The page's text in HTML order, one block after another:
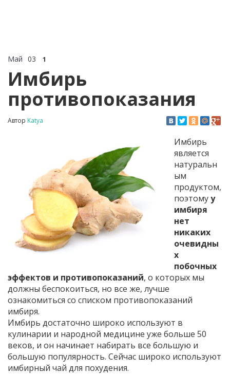
Май 03 1
Имбирь
противопоказания
Автор Katya
Имбирь
является
натуральн
ым
продуктом,
поэтомуу
имбиря
нет
никаких
очевидны
х
побочных
эффектов и противопоказаний, о которых мы
должны беспокоиться, но все же, лучше
ознакомиться со списком противопоказаний
имбиря.
Имбирь достаточно широко используют в
кулинарии и народной медицине уже больше 50
веков, и он начинает набирать все большую и
большую популярность. Сейчас широко используют
имбирный чай для похудения.